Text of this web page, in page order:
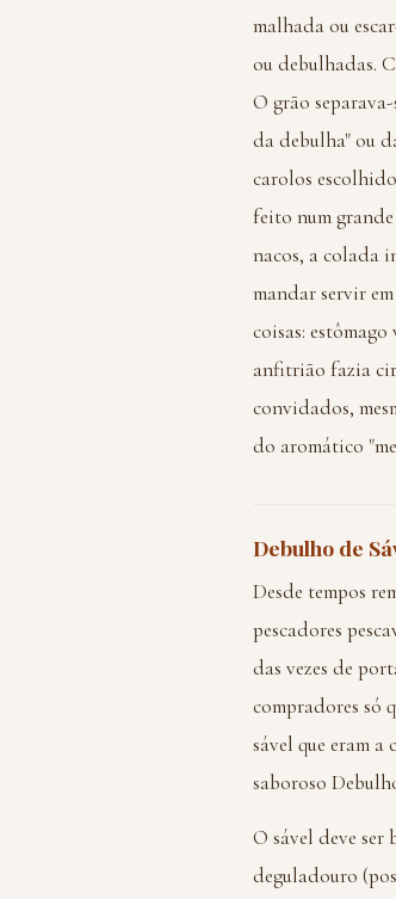
malhada ou
ou debulhadas.
O grão
da debulha" ou
carolos
feito num
nacos, a colada
mandar servir
coisas:
anfitrião fazia
convidados,
do aromático
Debulho de
Desde tempos
pescadores
das vezes de
compradores só
sável que eram a
saboroso
O sável deve ser
deguladouro